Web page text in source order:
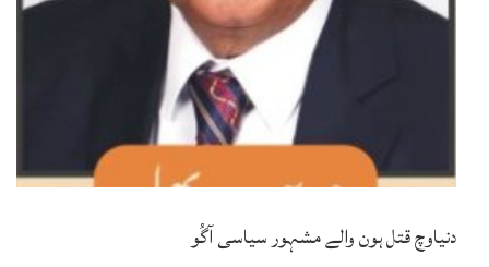
دنیاوچ قتل ہون والے مشہور سیاسی آگُو